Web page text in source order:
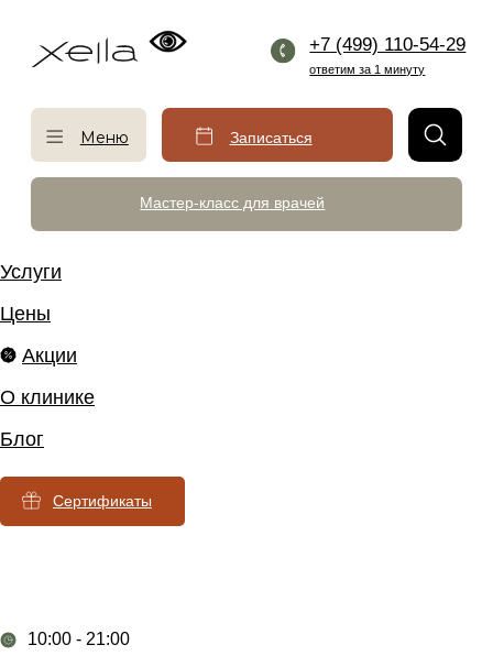
Мастер-класс для врачей
ответим за 1 минуту
Сертификаты
О клинике
Блог
10:00 - 21:00
Услуги
Цены
Акции